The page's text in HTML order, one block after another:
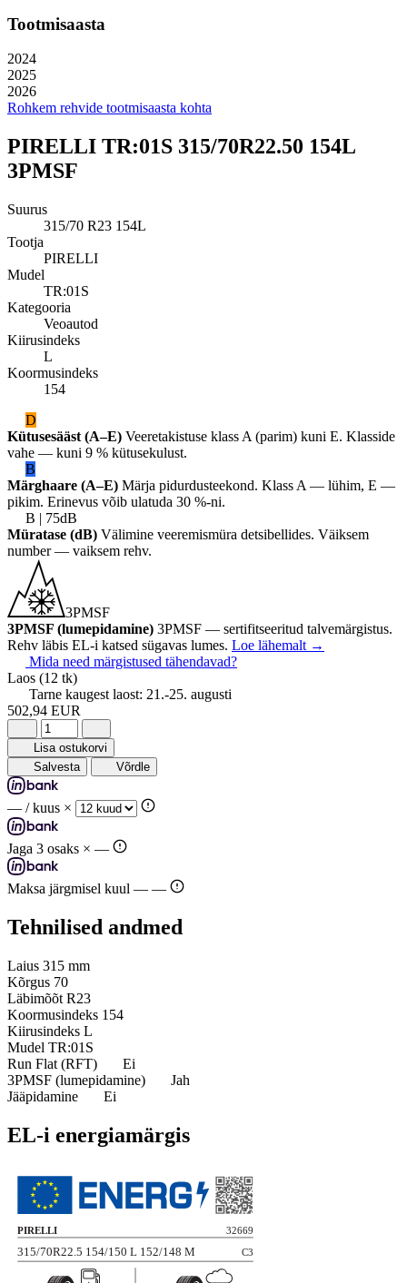
Tootmisaasta
2024
2025
2026
Rohkem rehvide tootmisaasta kohta
PIRELLI TR:01S 315/70R22.50 154L
3PMSF
Suurus
315/70 R23 154L
Tootja
PIRELLI
Mudel
TR:01S
Kategooria
Veoautod
Kiirusindeks
L
Koormusindeks
154
D
Kütusesääst (A–E) Veeretakistuse klass A (parim) kuni E. Klasside
vahe — kuni 9 % kütusekulust.
B
Märghaare (A–E) Märja pidurdusteekond. Klass A — lühim, E —
pikim. Erinevus võib ulatuda 30 %-ni.
B | 75dB
Müratase (dB) Välimine veeremismüra detsibellides. Väiksem
number — vaiksem rehv.
3PMSF
3PMSF (lumepidamine) 3PMSF — sertifitseeritud talvemärgistus.
Rehv läbis EL-i katsed sügavas lumes. Loe lähemalt →
Mida need märgistused tähendavad?
Laos (12 tk)
Tarne kaugest laost: 21.-25. augusti
502,94 EUR
Lisa ostukorvi
Salvesta
Võrdle
— / kuus ×
Jaga 3 osaks × —
Maksa järgmisel kuul — —
Tehnilised andmed
Laius 315 mm
Kõrgus 70
Läbimõõt R23
Koormusindeks 154
Kiirusindeks L
Mudel TR:01S
Run Flat (RFT)
Ei
3PMSF (lumepidamine)
Jah
Jääpidamine
Ei
EL-i energiamärgis